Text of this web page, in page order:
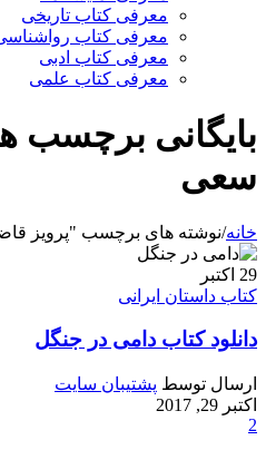
معرفی کتاب تاریخی
معرفی کتاب
معرفی کتاب ادبی
معرفی کتاب علمی
بایگانی برچسب
سعی
خانه/نوشته های برچسب "پرویز
29 اکتبر
کتاب داستان ایرانی
دانلود کتاب دامی در جنگل
ارسال توسط پشتیبان سایت
اکتبر 29, 2017
2